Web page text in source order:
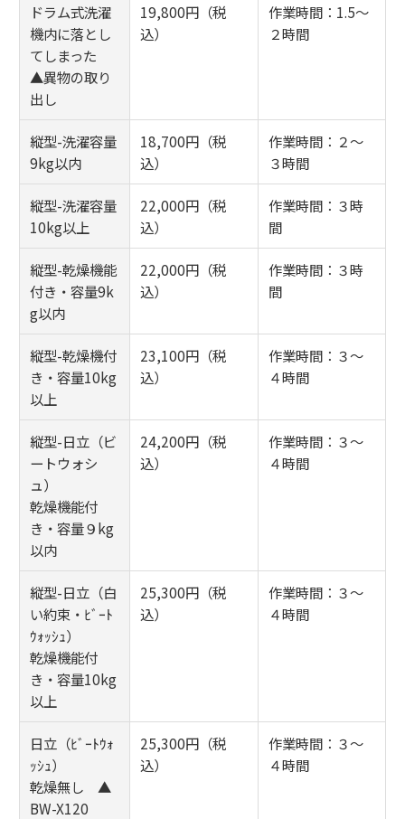
ドラム式洗濯
機内に落とし
てしまった
▲異物の取り
出し
19,800円（税
込）
作業時間：1.5～
２時間
縦型-洗濯容量
9kg以内
18,700円（税
込）
作業時間：２～
３時間
縦型-洗濯容量
10kg以上
22,000円（税
込）
作業時間：３時
間
縦型-乾燥機能
付き・容量9k
g以内
22,000円（税
込）
作業時間：３時
間
縦型-乾燥機付
き・容量10kg
以上
23,100円（税
込）
作業時間：３～
４時間
縦型-日立（ビ
ートウォシ
ュ）
乾燥機能付
き・容量９kg
以内
24,200円（税
込）
作業時間：３～
４時間
縦型-日立（白
い約束・ﾋﾞｰﾄ
ｳｫｯｼｭ）
乾燥機能付
き・容量10kg
以上
25,300円（税
込）
作業時間：３～
４時間
日立（ﾋﾞｰﾄｳｫ
ｯｼｭ）
乾燥無し ▲
BW-X120
25,300円（税
込）
作業時間：３～
４時間